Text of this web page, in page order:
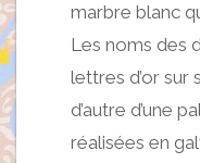
marbre blanc
Les noms des
lettres d’or sur
d’autre d’une
réalisées en